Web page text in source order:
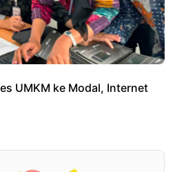
UMKM ke Modal, Internet